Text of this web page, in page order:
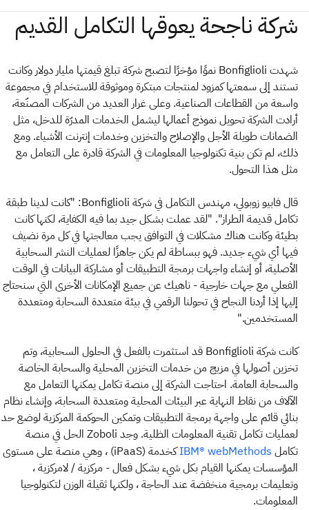
شهدت Bonfiglioli نموًا مؤخرًا لتصبح شركة تبلغ قيمتها مليار دولار وكانت
تستند إلى سمعتها كمزود لمنتجات مبتكرة وموثوقة للاستخدام في مجموعة
واسعة من القطاعات الصناعية. وعلى غرار العديد من الشركات المصنّعة،
أرادت الشركة تحويل نموذج أعمالها ليشمل الخدمات المدرّة للدخل، مثل
الضمانات طويلة الأجل والإصلاح والتخزين وخدمات إنترنت الأشياء. ومع
ذلك، لم تكن بنية تكنولوجيا المعلومات في الشركة قادرة على التعامل مع
مثل هذا التحول.
قال فابيو زوبولي، مهندس التكامل في شركة Bonfiglioli: "كانت لدينا طبقة
تكامل قديمة الطراز". "لقد عملت بشكل جيد بما فيه الكفاية، لكنها كانت
بطيئة وكانت هناك مشكلات في التوافق يجب معالجتها في كل مرة نضيف
فيها أي شيء جديد. فهو ببساطة لم يكن جاهزًا لعمليات النشر السحابية
الأصلية، أو إنشاء واجهات برمجة التطبيقات أو مشاركة البيانات في الوقت
الفعلي مع جهات خارجية - ناهيك عن جميع الإمكانات الأخرى التي سنحتاج
إليها إذا أردنا النجاح في تحولنا الرقمي في بيئة متعددة السحابة ومتعددة
المستخدمين."
كانت شركة Bonfiglioli قد استثمرت بالفعل في الحلول السحابية، وتم
تخزين أصولها في مزيج من خدمات التخزين المحلية والسحابة الخاصة
والسحابة العامة. احتاجت الشركة إلى منصة تكامل يمكنها التعامل مع
الآلاف من نقاط النهاية عبر البيئات المحلية ومتعددة السحابة، وإنشاء نظام
بنائي قائم على واجهة برمجة التطبيقات وتمكين الحوكمة المركزية لوضع حد
لعمليات تكامل تقنية المعلومات الظلية. وجد Zoboli الحل في منصة
تكامل IBM® webMethods
كخدمة (iPaaS) ، وهي منصة على مستوى
المؤسسات يمكنها القيام بكل شيء بشكل فعال - مركزية / لامركزية ،
وتعليمات برمجية منخفضة عند الحاجة ، ولكنها ثقيلة الوزن لتكنولوجيا
المعلومات.